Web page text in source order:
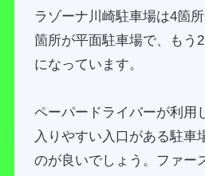
ラゾーナ川崎駐車場は4箇
箇所が平面駐車場で、もう
になっています。
ペーパードライバーが利用
入りやすい入口がある駐車
のが良いでしょう。ファー